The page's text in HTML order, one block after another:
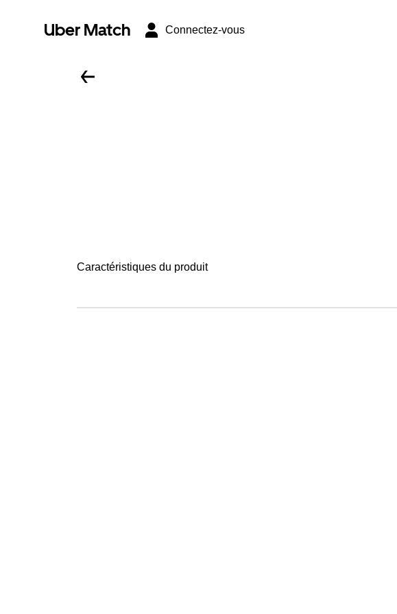
Uber Match Connectez-vous
Caractéristiques du produit